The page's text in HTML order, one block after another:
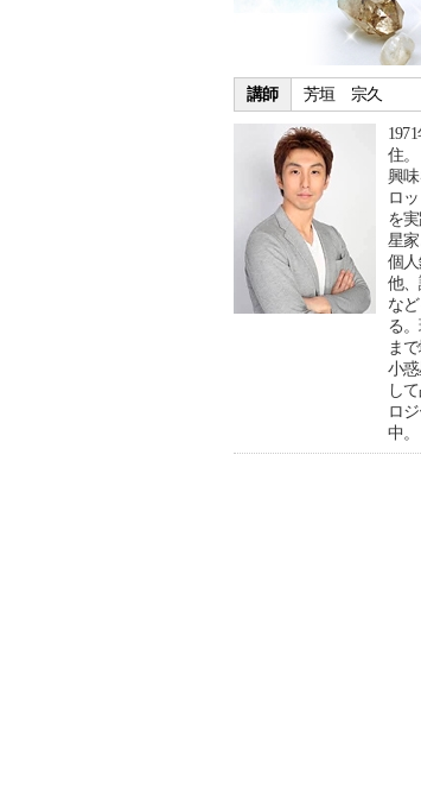
講師 芳垣 宗久
住
興
ロ
を
星家
個
他
な
る
ま
小
し
ロ
中。